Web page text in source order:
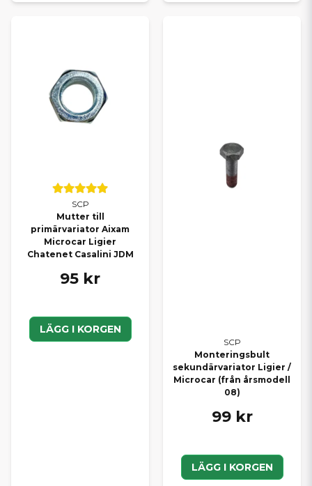
SCP
Mutter till
primärvariator Aixam
Microcar Ligier
Chatenet Casalini JDM
95 kr
LÄGG I KORGEN
SCP
Monteringsbult
sekundärvariator Ligier /
Microcar (från årsmodell
08)
99 kr
LÄGG I KORGEN